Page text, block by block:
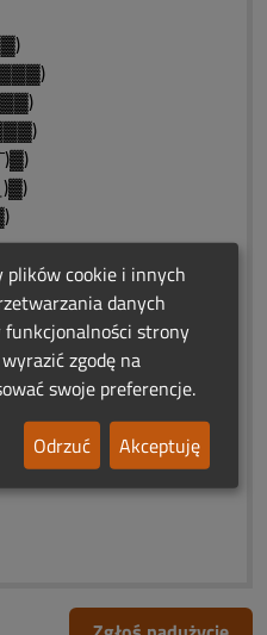
plików cookie i innych
danych
funkcjonalności strony
zgodę na
swoje preferencje.
Odrzuć Akceptuję